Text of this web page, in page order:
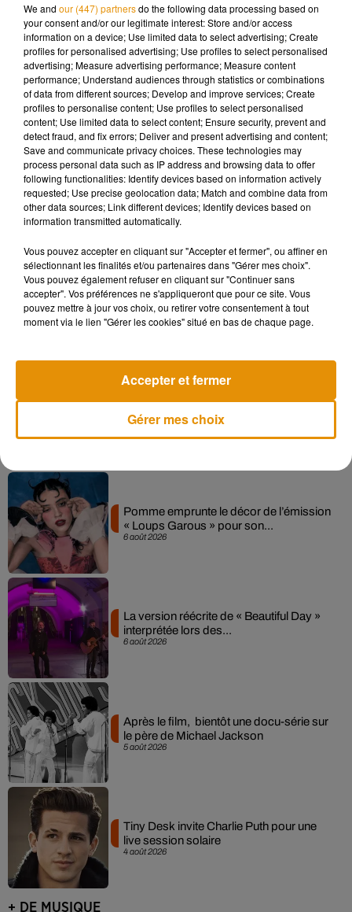
recensées.
EMPLOI -Le ZooParc de Beauval propose 600 postes lors
de son forum demain, à l’hôtel des Hauts de Beauval :
cuisiniers, serveurs, vendeurs ou encore agents de sécurité
sont recherchés. A Terra Botanica, près d’Angers, 150 postes
seront à pourvoir lors d’un job dating le 19 janvier prochain. Il
faut s’inscrire au préalable sur le site internet du parc.
Musique
7 août 2026
Madonna sort enfin le remix de « Love
Sensation » avec Kylie Minogue
Angèle et Amélie Lens dévoilent leur
collaboration tant attendue
6 août 2026
Pomme emprunte le décor de l’émission
« Loups Garous » pour son...
6 août 2026
La version réécrite de « Beautiful Day »
interprétée lors des...
5 août 2026
Après le film, bientôt une docu-série sur
le père de Michael Jackson
4 août 2026
Tiny Desk invite Charlie Puth pour une
live session solaire
+ DE MUSIQUE
We and our (447) partnersdo the following data processing based on
your consent and/or our legitimate interest: Store and/or access
information on a device; Use limited data to select advertising; Create
profiles for personalised advertising; Use profiles to select personalised
advertising; Measure advertising performance; Measure content
performance; Understand audiences through statistics or combinations
of data from different sources; Develop and improve services; Create
profiles to personalise content; Use profiles to select personalised
content; Use limited data to select content; Ensure security, prevent and
detect fraud, and fix errors; Deliver and present advertising and content;
Save and communicate privacy choices. These technologies may
process personal data such as IP address and browsing data to offer
following functionalities: Identify devices based on information actively
requested; Use precise geolocation data; Match and combine data from
other data sources; Link different devices; Identify devices based on
information transmitted automatically.
Vous pouvez accepter en cliquant sur "Accepter et fermer", ou affiner en
sélectionnant les finalités et/ou partenaires dans "Gérer mes choix".
Vous pouvez également refuser en cliquant sur "Continuer sans
accepter". Vos préférences ne s'appliqueront que pour ce site. Vous
pouvez mettre à jour vos choix, ou retirer votre consentement à tout
moment via le lien "Gérer les cookies" situé en bas de chaque page.
Gérer mes choix
Accepter et fermer